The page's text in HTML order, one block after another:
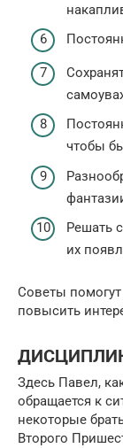
чтобы
Решать
их
Советы
повысить
Здесь Павел,
обращается к
некоторые
Второго